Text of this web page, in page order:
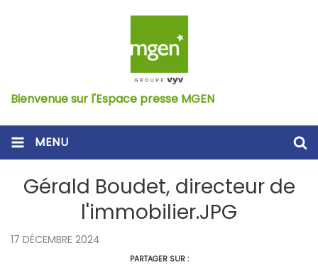
Bienvenue sur l'Espace presse MGEN
MENU
Gérald Boudet, directeur de
l'immobilier.JPG
17 DÉCEMBRE 2024
PARTAGER SUR :